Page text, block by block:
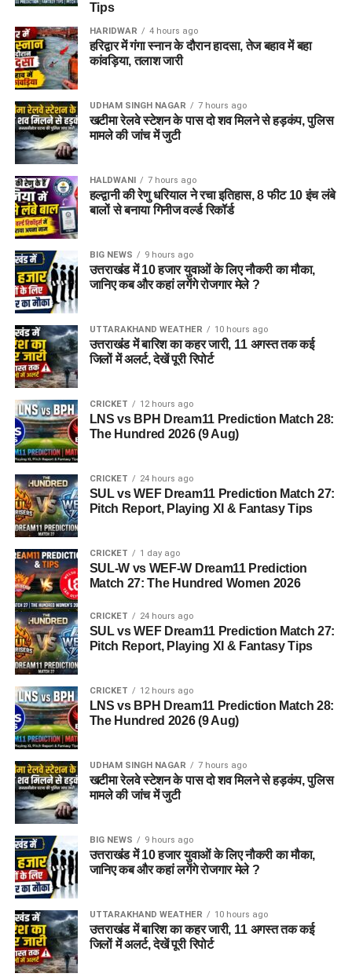
Tips
HARIDWAR 4 hours ago
हरिद्वार में गंगा स्नान के दौरान हादसा, तेज बहाव में बहा
कांवड़िया, तलाश जारी
UDHAM SINGH NAGAR 7 hours ago
खटीमा रेलवे स्टेशन के पास दो शव मिलने से हड़कंप, पुलिस
मामले की जांच में जुटी
HALDWANI 7 hours ago
हल्द्वानी की रेणु धरियाल ने रचा इतिहास, 8 फीट 10 इंच लंबे
बालों से बनाया गिनीज वर्ल्ड रिकॉर्ड
BIG NEWS 9 hours ago
उत्तराखंड में 10 हजार युवाओं के लिए नौकरी का मौका,
जानिए कब और कहां लगेंगे रोजगार मेले ?
UTTARAKHAND WEATHER 10 hours ago
उत्तराखंड में बारिश का कहर जारी, 11 अगस्त तक कई
जिलों में अलर्ट, देखें पूरी रिपोर्ट
CRICKET 12 hours ago
LNS vs BPH Dream11 Prediction Match 28:
The Hundred 2026 (9 Aug)
CRICKET 24 hours ago
SUL vs WEF Dream11 Prediction Match 27:
Pitch Report, Playing XI & Fantasy Tips
CRICKET 1 day ago
SUL-W vs WEF-W Dream11 Prediction
Match 27: The Hundred Women 2026
CRICKET 24 hours ago
SUL vs WEF Dream11 Prediction Match 27:
Pitch Report, Playing XI & Fantasy Tips
CRICKET 12 hours ago
LNS vs BPH Dream11 Prediction Match 28:
The Hundred 2026 (9 Aug)
UDHAM SINGH NAGAR 7 hours ago
खटीमा रेलवे स्टेशन के पास दो शव मिलने से हड़कंप, पुलिस
मामले की जांच में जुटी
BIG NEWS 9 hours ago
उत्तराखंड में 10 हजार युवाओं के लिए नौकरी का मौका,
जानिए कब और कहां लगेंगे रोजगार मेले ?
UTTARAKHAND WEATHER 10 hours ago
उत्तराखंड में बारिश का कहर जारी, 11 अगस्त तक कई
जिलों में अलर्ट, देखें पूरी रिपोर्ट